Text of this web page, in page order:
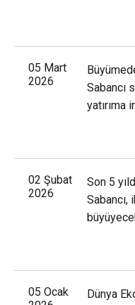
05 Mart
2026
Sabancı
yatırıma
02 Şubat
2026
Son 5
Sabancı,
05 Ocak
Dünya